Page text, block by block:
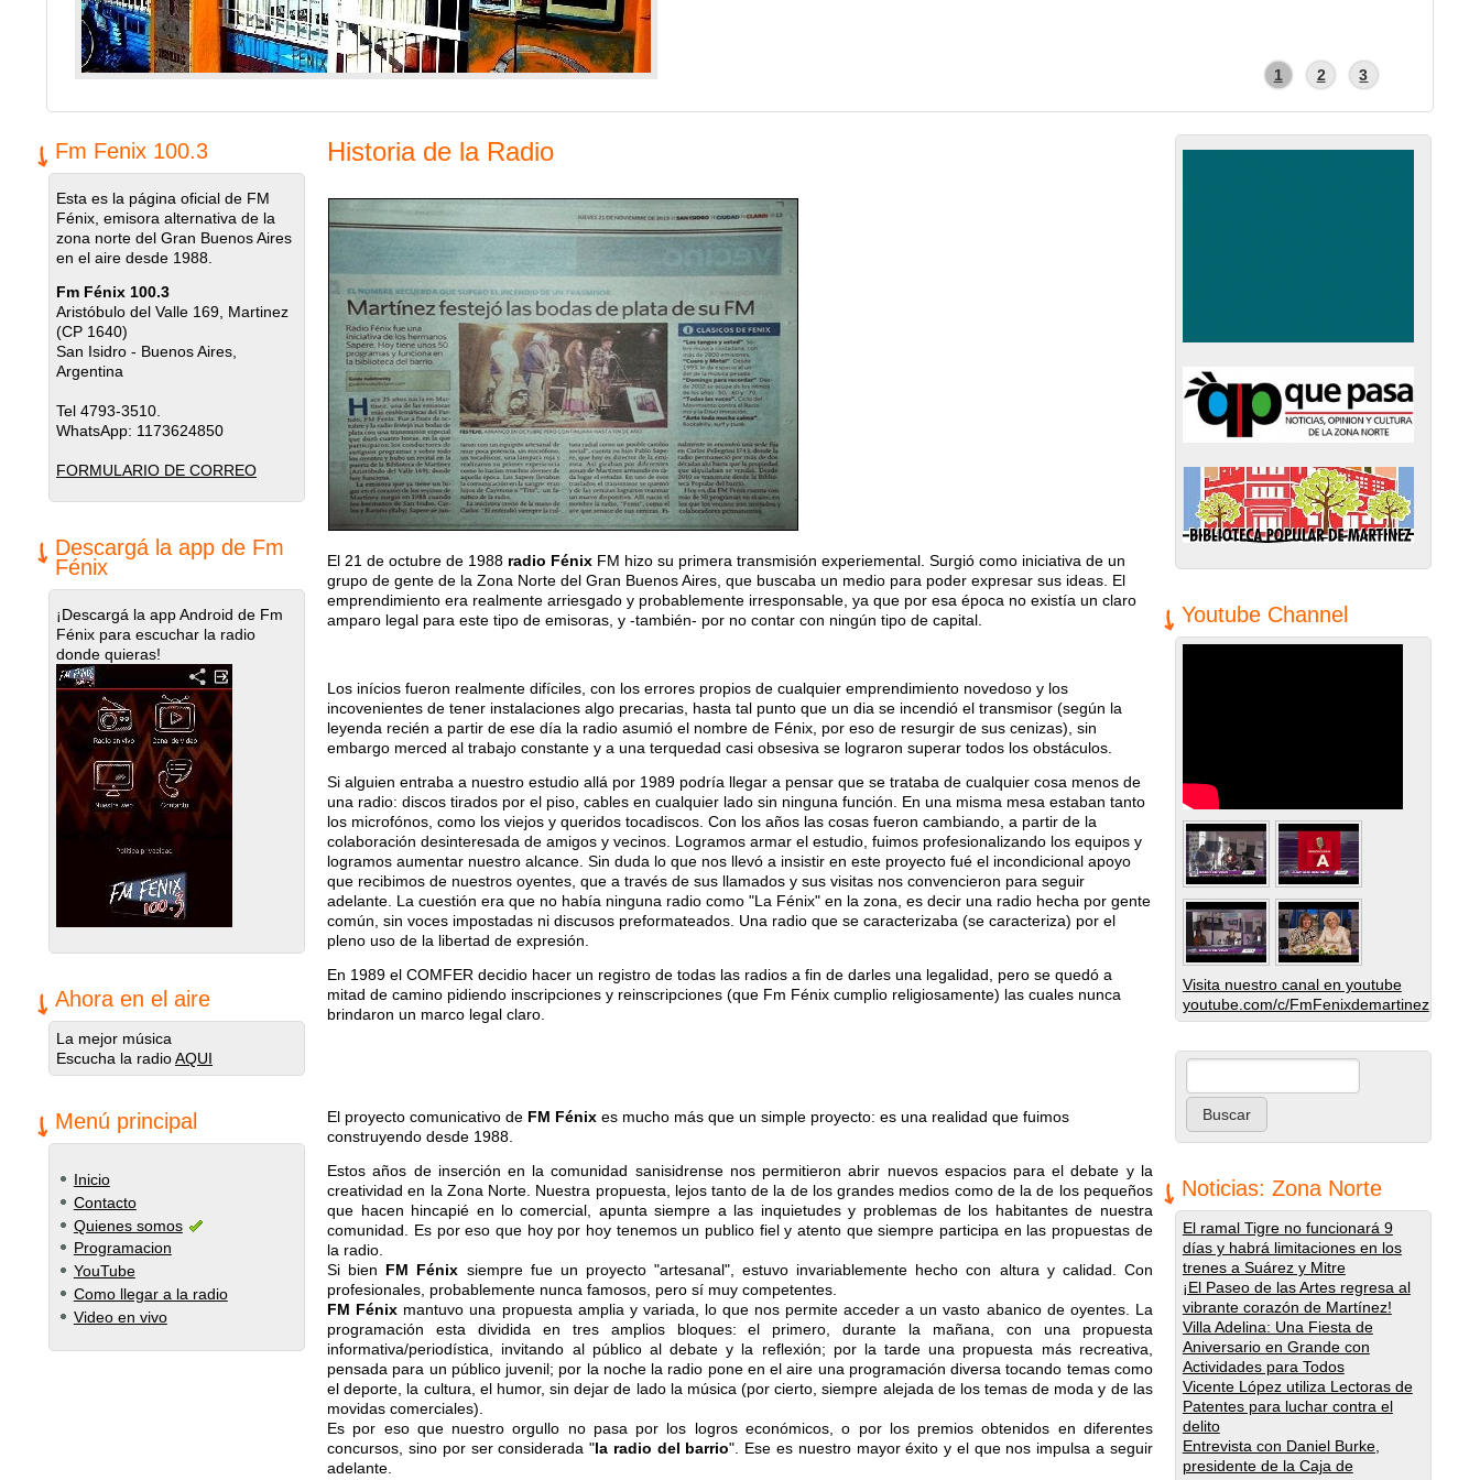
1 2 3
Fm Fenix 100.3
Esta es la página oficial de FM
Fénix, emisora alternativa de la
zona norte del Gran Buenos Aires
en el aire desde 1988.
Fm Fénix 100.3
Aristóbulo del Valle 169, Martinez
(CP 1640)
San Isidro - Buenos Aires,
Argentina
Tel 4793-3510.
WhatsApp: 1173624850
FORMULARIO DE CORREO
Descargá la app de Fm
Fénix
¡Descargá la app Android de Fm
Fénix para escuchar la radio
donde quieras!
Ahora en el aire
La mejor música
Escucha la radioAQUI
Menú principal
Inicio
Contacto
Quienes somos
Programacion
YouTube
Como llegar a la radio
Video en vivo
Historia de la Radio
El 21 de octubre de 1988 radio Fénix FM hizo su primera transmisión experiemental. Surgió como iniciativa de un
grupo de gente de la Zona Norte del Gran Buenos Aires, que buscaba un medio para poder expresar sus ideas. El
emprendimiento era realmente arriesgado y probablemente irresponsable, ya que por esa época no existí­a un claro
amparo legal para este tipo de emisoras, y -también- por no contar con ningún tipo de capital.
Los iní­cios fueron realmente difí­ciles, con los errores propios de cualquier emprendimiento novedoso y los
incovenientes de tener instalaciones algo precarias, hasta tal punto que un dia se incendió el transmisor (según la
leyenda recién a partir de ese dí­a la radio asumió el nombre de Fénix, por eso de resurgir de sus cenizas), sin
embargo merced al trabajo constante y a una terquedad casi obsesiva se lograron superar todos los obstáculos.
Si alguien entraba a nuestro estudio allá por 1989 podrí­a llegar a pensar que se trataba de cualquier cosa menos de
una radio: discos tirados por el piso, cables en cualquier lado sin ninguna función. En una misma mesa estaban tanto
los microfónos, como los viejos y queridos tocadiscos. Con los años las cosas fueron cambiando, a partir de la
colaboración desinteresada de amigos y vecinos. Logramos armar el estudio, fuimos profesionalizando los equipos y
logramos aumentar nuestro alcance. Sin duda lo que nos llevó a insistir en este proyecto fué el incondicional apoyo
que recibimos de nuestros oyentes, que a través de sus llamados y sus visitas nos convencieron para seguir
adelante. La cuestión era que no habí­a ninguna radio como "La Fénix" en la zona, es decir una radio hecha por gente
común, sin voces impostadas ni discusos preformateados. Una radio que se caracterizaba (se caracteriza) por el
pleno uso de la libertad de expresión.
En 1989 el COMFER decidio hacer un registro de todas las radios a fin de darles una legalidad, pero se quedó a
mitad de camino pidiendo inscripciones y reinscripciones (que Fm Fénix cumplio religiosamente) las cuales nunca
brindaron un marco legal claro.
El proyecto comunicativo de FM Fénix es mucho más que un simple proyecto: es una realidad que fuimos
construyendo desde 1988.
Estos años de inserción en la comunidad sanisidrense nos permitieron abrir nuevos espacios para el debate y la
creatividad en la Zona Norte. Nuestra propuesta, lejos tanto de la de los grandes medios como de la de los pequeños
que hacen hincapié en lo comercial, apunta siempre a las inquietudes y problemas de los habitantes de nuestra
comunidad. Es por eso que hoy por hoy tenemos un publico fiel y atento que siempre participa en las propuestas de
la radio.
Si bien FM Fénix siempre fue un proyecto "artesanal", estuvo invariablemente hecho con altura y calidad. Con
profesionales, probablemente nunca famosos, pero sí­ muy competentes.
FM Fénix mantuvo una propuesta amplia y variada, lo que nos permite acceder a un vasto abanico de oyentes. La
programación esta dividida en tres amplios bloques: el primero, durante la mañana, con una propuesta
informativa/periodí­stica, invitando al público al debate y la reflexión; por la tarde una propuesta más recreativa,
pensada para un público juvenil; por la noche la radio pone en el aire una programación diversa tocando temas como
el deporte, la cultura, el humor, sin dejar de lado la música (por cierto, siempre alejada de los temas de moda y de las
movidas comerciales).
Es por eso que nuestro orgullo no pasa por los logros económicos, o por los premios obtenidos en diferentes
concursos, sino por ser considerada "la radio del barrio". Ese es nuestro mayor éxito y el que nos impulsa a seguir
adelante.
Youtube Channel
Visita nuestro canal en youtube
youtube.com/c/FmFenixdemartinez
Noticias: Zona Norte
El ramal Tigre no funcionará 9
días y habrá limitaciones en los
trenes a Suárez y Mitre
¡El Paseo de las Artes regresa al
vibrante corazón de Martínez!
Villa Adelina: Una Fiesta de
Aniversario en Grande con
Actividades para Todos
Vicente López utiliza Lectoras de
Patentes para luchar contra el
delito
Entrevista con Daniel Burke,
presidente de la Caja de